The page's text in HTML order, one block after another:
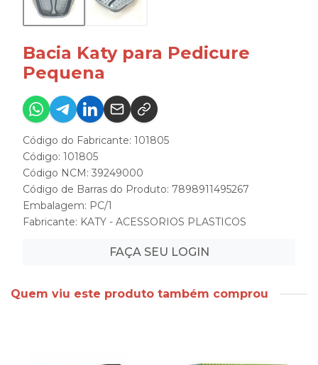
Bacia Katy para Pedicure
Pequena
Código do Fabricante: 101805
Código: 101805
Código NCM: 39249000
Código de Barras do Produto: 7898911495267
Embalagem: PC/1
Fabricante: KATY - ACESSORIOS PLASTICOS
FAÇA SEU LOGIN
Quem viu este produto também comprou